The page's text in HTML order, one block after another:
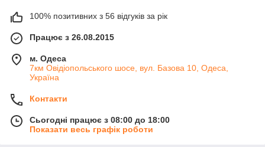
100% позитивних з 56 відгуків за рік
Працює з 26.08.2015
м. Одеса
7км Овідіопольського шосе, вул. Базова 10, Одеса,
Україна
Контакти
Сьогодні працює з 08:00 до 18:00
Показати весь графік роботи